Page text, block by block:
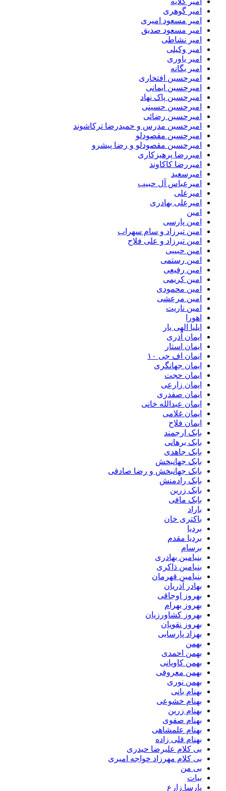
امیر گوهری
امیر مسعود امیری
امیر مسعود صدیق
امیر نشاطی
امیر وکیلی
امیر یاوری
امیر یگانه
امیرحسین افتخاری
امیرحسین ایمانی
امیرحسین پاک نهاد
امیرحسین حسینی
امیرحسین رضائی
امیرحسین مدرس و حمیدرضا ترکاشوند
امیرحسین مقصودلو
امیرحسین مقصودلو و رضا پیشرو
امیررضا پرهیزکاری
امیررضا کاکاوند
امیرسعید
امیرعباس آل حبیب
امیرعلی
امیرعلی بهادری
امین
امین پارسی
امین تیرزاد و سام سهراب
امین تیرزاد و علی فلاح
امین حبیبی
امین رستمی
امین رفیعی
امین کریمی
امین محمودی
امین مرعشی
امین ناریت
اهورا
ایلیا الهی یار
ایمان آذری
ایمان استار
ایمان اف جی ۱۰
ایمان جهانگری
ایمان حجت
ایمان زارعی
ایمان صفدری
ایمان عبدالله خانی
ایمان غلامی
ایمان فلاح
بابک ارجمند
بابک برهانی
بابک جاهدی
بابک جهانبخش
بابک جهانبخش و رضا صادقی
بابک رادمنش
بابک زرین
بابک مافی
باراد
باکتری خان
بردیا
بردیا مقدم
برسام
بنیامین بهادری
بنیامین ذاکری
بنیامین قهرمان
بهادر آذریان
بهروز اوجاقی
بهروز بهرام
بهروز کشاورزیان
بهروز نقویان
بهزاد پارسایی
بهمن
بهمن احمدی
بهمن کاویانی
بهمن معروفی
بهمن نوری
بهنام بانی
بهنام خشوعی
بهنام زرین
بهنام صفوی
بهنام علمشاهی
بهنام قلی زاده
بی کلام علیرضا حیدری
بی کلام مهرزاد خواجه امیری
بی من
بیات
پارسا زارع